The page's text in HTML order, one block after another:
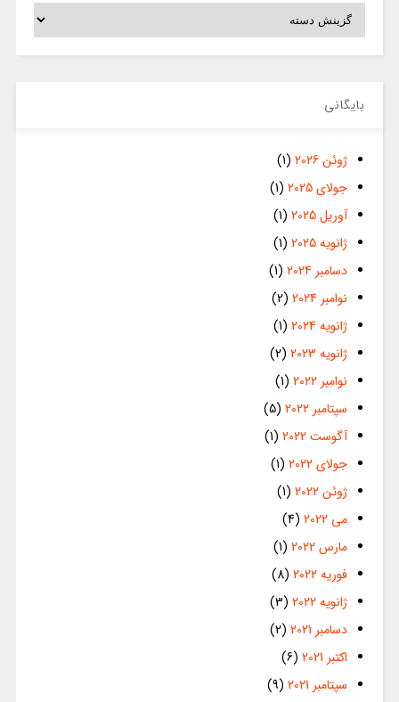
دسته‌ها
بایگانی
ژوئن 2026
(1)
جولای 2025
(1)
آوریل 2025
(1)
ژانویه 2025
(1)
دسامبر 2024
(1)
نوامبر 2024
(2)
ژانویه 2024
(1)
ژانویه 2023
(2)
نوامبر 2022
(1)
سپتامبر 2022
(5)
آگوست 2022
(1)
جولای 2022
(1)
ژوئن 2022
(1)
می 2022
(4)
مارس 2022
(1)
فوریه 2022
(8)
ژانویه 2022
(3)
دسامبر 2021
(2)
اکتبر 2021
(6)
سپتامبر 2021
(9)